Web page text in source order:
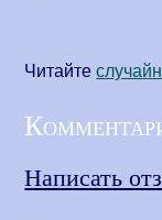
Читайте
Написать